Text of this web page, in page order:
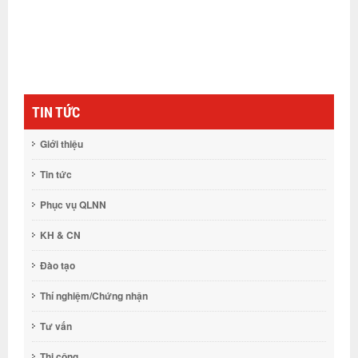
TIN TỨC
Giới thiệu
Tin tức
Phục vụ QLNN
KH & CN
Đào tạo
Thí nghiệm/Chứng nhận
Tư vấn